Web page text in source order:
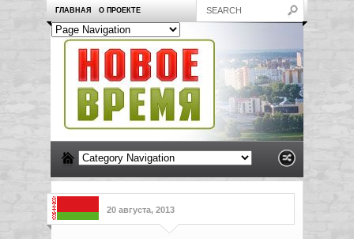
ГЛАВНАЯ О ПРОЕКТЕ
20 августа, 2013